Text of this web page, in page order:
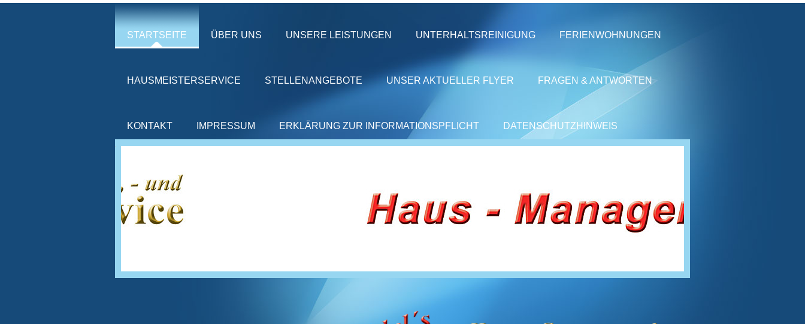
STARTSEITE ÜBER UNS UNSERE LEISTUNGEN UNTERHALTSREINIGUNG FERIENWOHNUNGEN
HAUSMEISTERSERVICE STELLENANGEBOTE UNSER AKTUELLER FLYER FRAGEN & ANTWORTEN
KONTAKT IMPRESSUM ERKLÄRUNG ZUR INFORMATIONSPFLICHT DATENSCHUTZHINWEIS